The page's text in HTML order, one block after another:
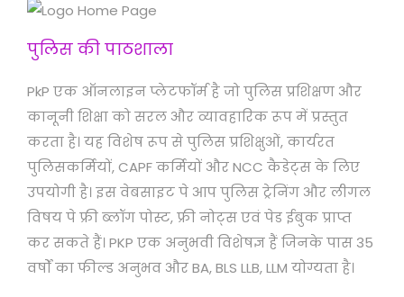
पुलिस की पाठशाला
PkP एक ऑनलाइन प्लेटफॉर्म है जो पुलिस प्रशिक्षण और
कानूनी शिक्षा को सरल और व्यावहारिक रूप में प्रस्तुत
करता है। यह विशेष रूप से पुलिस प्रशिक्षुओं, कार्यरत
पुलिसकर्मियों, CAPF कर्मियों और NCC कैडेट्स के लिए
उपयोगी है। इस वेबसाइट पे आप पुलिस ट्रेनिंग और लीगल
विषय पे फ्री ब्लॉग पोस्ट, फ्री नोट्स एवं पेड ईबुक प्राप्त
कर सकते हैं। PKP एक अनुभवी विशेषज्ञ हैं जिनके पास 35
वर्षों का फील्ड अनुभव और BA, BLS LLB, LLM योग्यता है।